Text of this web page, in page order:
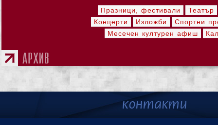
Празници, фестивали
Театър
Концерти
Изложби
Спортни
Месечен културен афиш